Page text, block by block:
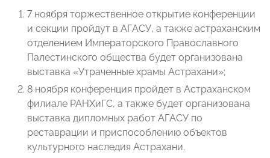
7 ноября торжественное открытие конференции
и секции пройдут в АГАСУ, а также астраханским
отделением Императорского Православного
Палестинского общества будет организована
выставка «Утраченные храмы Астрахани»;
8 ноября конференция пройдет в Астраханском
филиале РАНХиГС, а также будет организована
выставка дипломных работ АГАСУ по
реставрации и приспособлению объектов
культурного наследия Астрахани.